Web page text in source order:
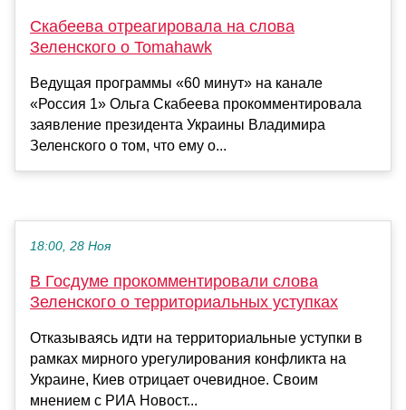
Скабеева отреагировала на слова
Зеленского о Tomahawk
Ведущая программы «60 минут» на канале
«Россия 1» Ольга Скабеева прокомментировала
заявление президента Украины Владимира
Зеленского о том, что ему о...
18:00, 28 Ноя
В Госдуме прокомментировали слова
Зеленского о территориальных уступках
Отказываясь идти на территориальные уступки в
рамках мирного урегулирования конфликта на
Украине, Киев отрицает очевидное. Своим
мнением с РИА Новост...